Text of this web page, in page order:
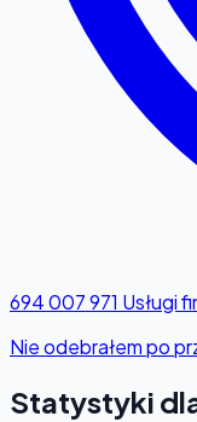
694 007 971 Usługi
Nie odebrałem po
Statystyki